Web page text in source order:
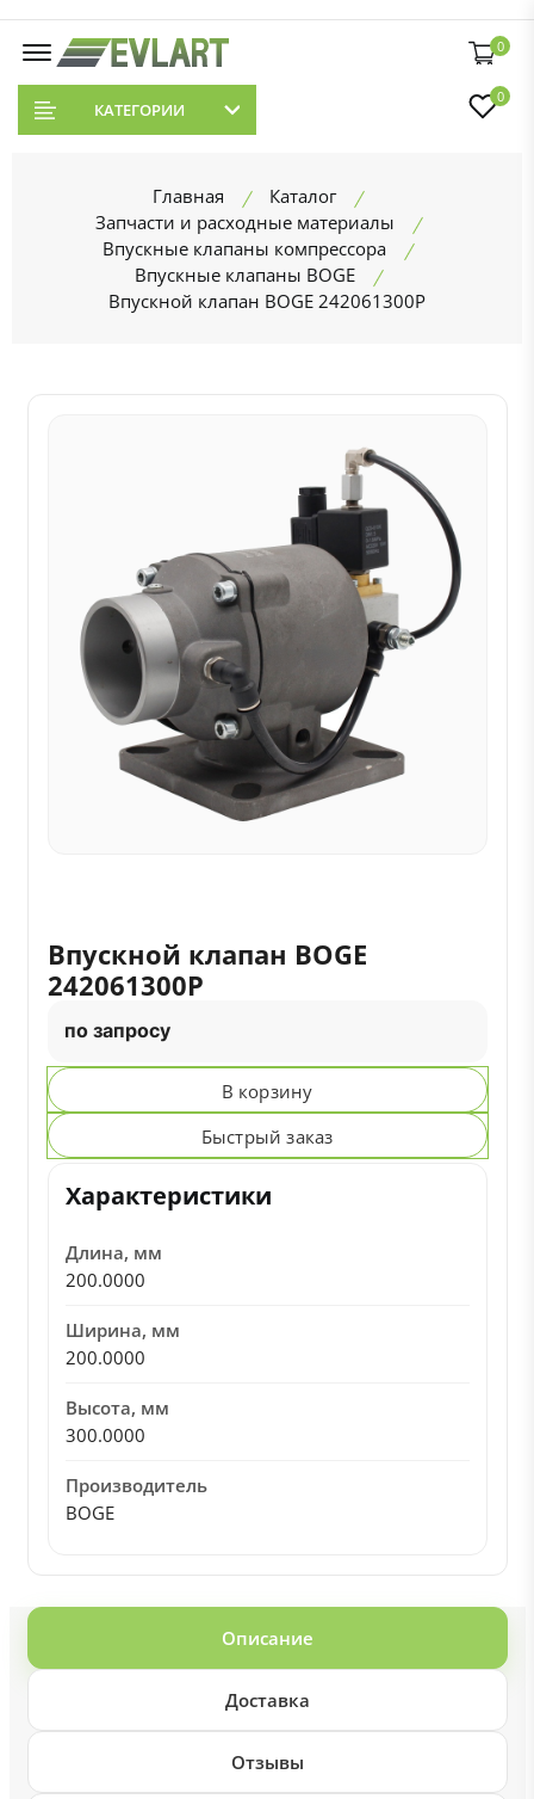
0
КАТЕГОРИИ
0
Главная
Каталог
Запчасти и расходные материалы
Впускные клапаны компрессора
Впускные клапаны BOGE
Впускной клапан BOGE 242061300P
Впускной клапан BOGE
242061300P
по запросу
В корзину
Быстрый заказ
Характеристики
Длина, мм
200.0000
Ширина, мм
200.0000
Высота, мм
300.0000
Производитель
BOGE
Описание
Доставка
Отзывы